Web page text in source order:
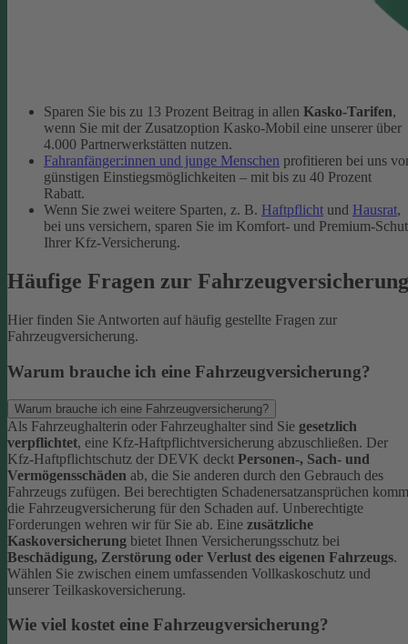
Sparen Sie bis zu 13 Prozent Beitrag in allen Kasko-Tarifen,
wenn Sie mit der Zusatzoption Kasko-Mobil eine unserer über
4.000 Partnerwerkstätten nutzen.
Fahranfänger:innen und junge Menschen profitieren bei uns
günstigen Einstiegsmöglichkeiten – mit bis zu 40 Prozent
Rabatt.
Wenn Sie zwei weitere Sparten, z. B. Haftpflicht und Hausrat,
bei uns versichern, sparen Sie im Komfort- und Premium-
Ihrer Kfz-Versicherung.
Häufige Fragen zur Fahrzeugversicherung
Hier finden Sie Antworten auf häufig gestellte Fragen zur
Fahrzeugversicherung.
Warum brauche ich eine Fahrzeugversicherung?
Warum brauche ich eine Fahrzeugversicherung?
Als Fahrzeughalterin oder Fahrzeughalter sind Sie gesetzlich
verpflichtet, eine Kfz-Haftpflichtversicherung abzuschließen. Der
Kfz-Haftpflichtschutz der DEVK deckt Personen-, Sach- und
Vermögensschäden ab, die Sie anderen durch den Gebrauch des
Fahrzeugs zufügen. Bei berechtigten Schadenersatzansprüchen
die Fahrzeugversicherung für den Schaden auf. Unberechtigte
Forderungen wehren wir für Sie ab. Eine zusätzliche
Kaskoversicherung bietet Ihnen Versicherungsschutz bei
Beschädigung, Zerstörung oder Verlust des eigenen Fahrzeugs.
Wählen Sie zwischen einem umfassenden Vollkaskoschutz und
unserer Teilkaskoversicherung.
Wie viel kostet eine Fahrzeugversicherung?